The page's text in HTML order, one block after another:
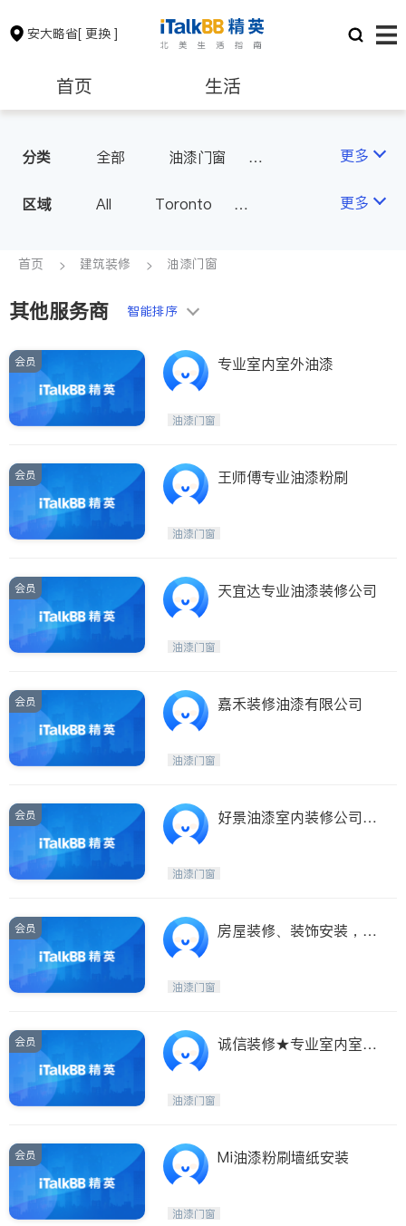
安大略省[ 更换 ]
首页 生活
保险理财 房地产租售
银行贷款 会计师
建筑装修
分类 全部
油漆门窗
地板建材
水电冷暖
更多
区域 All
Toronto
Scarborough
North York
Brampton
Kitchener
Newmarket
Stouffville
Maple
Waterloo
Guelph
Ajax
Oshawa
Niagara Falls
Pickering
Concord
Port Perry
King
更多
首页 建筑装修 油漆门窗
其他服务商 智能排序
会员 专业室内室外油漆
油漆门窗
会员 王师傅专业油漆粉刷
油漆门窗
会员 天宜达专业油漆装修公司
油漆门窗
会员 嘉禾装修油漆有限公司
油漆门窗
会员
好景油漆室内装修公司
油漆门窗
会员
房屋装修、装饰安装，十
油漆门窗
会员
诚信装修★专业室内室外
油漆门窗
会员 Mi油漆粉刷墙纸安装
油漆门窗